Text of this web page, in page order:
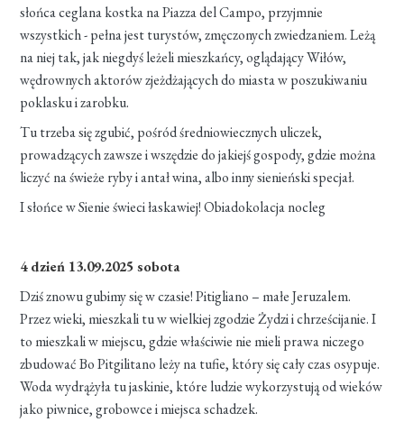
słońca ceglana kostka na Piazza del Campo, przyjmnie
wszystkich - pełna jest turystów, zmęczonych zwiedzaniem. Leżą
na niej tak, jak niegdyś leżeli mieszkańcy, oglądający Wiłów,
wędrownych aktorów zjeżdżających do miasta w poszukiwaniu
poklasku i zarobku.
Tu trzeba się zgubić, pośród średniowiecznych uliczek,
prowadzących zawsze i wszędzie do jakiejś gospody, gdzie można
liczyć na świeże ryby i antał wina, albo inny sienieński specjał.
I słońce w Sienie świeci łaskawiej! Obiadokolacja nocleg
4 dzień 13.09.2025 sobota
Dziś znowu gubimy się w czasie! Pitigliano – małe Jeruzalem.
Przez wieki, mieszkali tu w wielkiej zgodzie Żydzi i chrześcijanie. I
to mieszkali w miejscu, gdzie właściwie nie mieli prawa niczego
zbudować Bo Pitgilitano leży na tufie, który się cały czas osypuje.
Woda wydrążyła tu jaskinie, które ludzie wykorzystują od wieków
jako piwnice, grobowce i miejsca schadzek.